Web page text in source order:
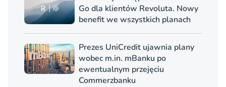
Go dla klientów Revoluta. Nowy
benefit we wszystkich planach
Prezes UniCredit ujawnia plany
wobec m.in. mBanku po
ewentualnym przejęciu
Commerzbanku